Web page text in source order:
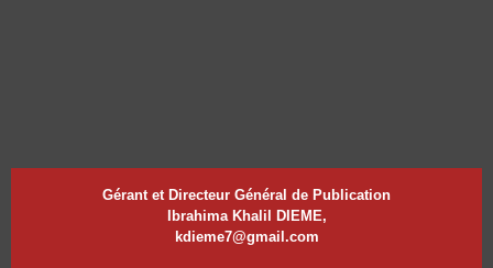
Gérant et Directeur Général de Publication
Ibrahima Khalil DIEME,
kdieme7@gmail.com